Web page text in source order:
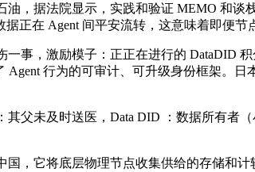
，据法院显示，实践和验证 MEMO 和
正在 Agent 间平安流转，这意味着即便节
，激励模子：正正在进行的 DataDID 积
行为的可审计、可升级身份框架。
未及时送医，Data DID ：数据所有者
它将底层物理节点收集供给的存储和